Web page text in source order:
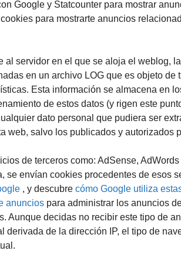
Google y Statcounter para mostrar
para mostrarte anuncios
al servidor en el que se aloja el weblog,
en un archivo LOG que es objeto
Esta información se almacena en
de estos datos (y rigen este
dato personal que pudiera ser
web, salvo los publicados y autorizados
de terceros como: AdSense,
se envían cookies procedentes de esos
, y descubre cómo Google utiliza
anunciospara administrar los anuncios
Aunque decidas no recibir este tipo de
derivada de la dirección IP, el tipo de